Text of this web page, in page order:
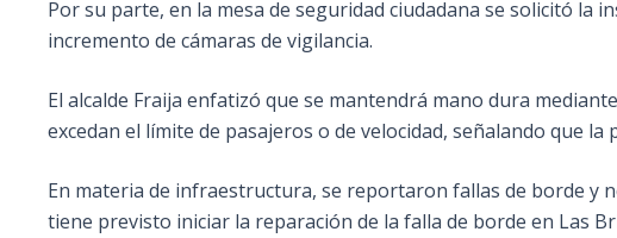
Por su parte, en la mesa de seguridad ciudadana se solicitó la
incremento de cámaras de vigilancia.
El alcalde Fraija enfatizó que se mantendrá mano dura
excedan el límite de pasajeros o de velocidad, señalando que
En materia de infraestructura, se reportaron fallas de borde y
tiene previsto iniciar la reparación de la falla de borde en Las